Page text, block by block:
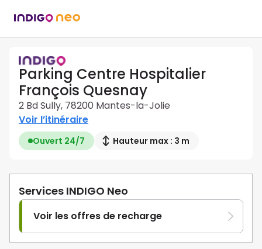
Parking Centre Hospitalier
François Quesnay
2 Bd Sully, 78200 Mantes-la-Jolie
Voir l’itinéraire
Ouvert 24/7 Hauteur max : 3 m
Services INDIGO Neo
Voir les offres de recharge